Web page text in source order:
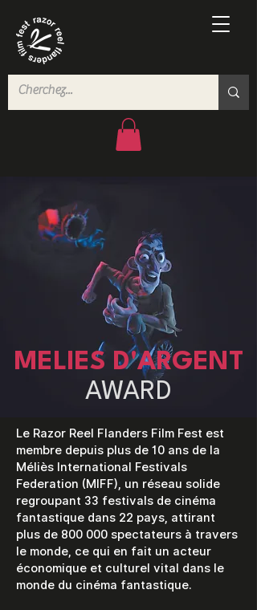
MELIES D'ARGENT
AWARD
Le Razor Reel Flanders Film Fest est
membre depuis plus de 10 ans de la
Méliès International Festivals
Federation (MIFF), un réseau solide
regroupant 33 festivals de cinéma
fantastique dans 22 pays, attirant
plus de 800 000 spectateurs à travers
le monde, ce qui en fait un acteur
économique et culturel vital dans le
monde du cinéma fantastique.